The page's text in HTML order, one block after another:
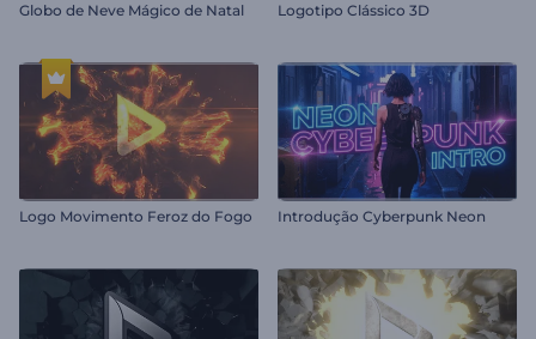
Globo de Neve Mágico de Natal Logotipo Clássico 3D
Logo Movimento Feroz do Fogo Introdução Cyberpunk Neon